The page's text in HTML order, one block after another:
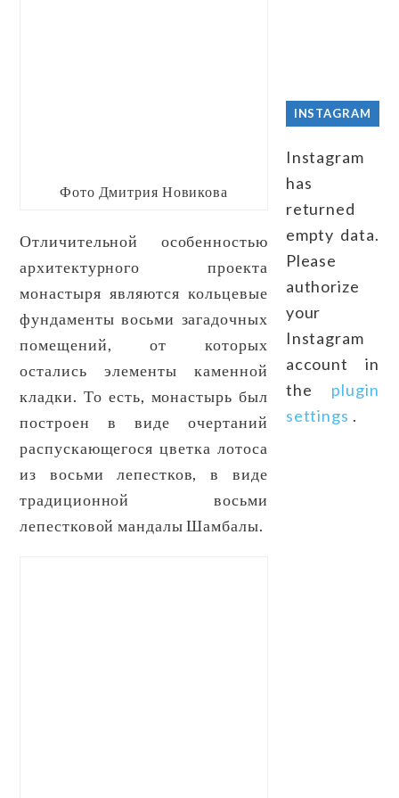
Фото Дмитрия Новикова
Отличительной особенностью
архитектурного проекта
монастыря являются кольцевые
фундаменты восьми загадочных
помещений, от которых
остались элементы каменной
кладки. То есть, монастырь был
построен в виде очертаний
распускающегося цветка лотоса
из восьми лепестков, в виде
традиционной восьми
лепестковой мандалы Шамбалы.
INSTAGRAM
Instagram
has
returned
empty data.
Please
authorize
your
Instagram
account in
the plugin
settings .